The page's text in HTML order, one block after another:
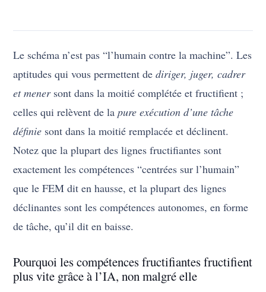
Le schéma n’est pas “l’humain contre la machine”. Les
aptitudes qui vous permettent dediriger, juger, cadrer
et menersont dans la moitié complétée et fructifient ;
celles qui relèvent de lapure exécution d’une tâche
définie sont dans la moitié remplacée et déclinent.
Notez que la plupart des lignes fructifiantes sont
exactement les compétences “centrées sur l’humain”
que le FEM dit en hausse, et la plupart des lignes
déclinantes sont les compétences autonomes, en forme
de tâche, qu’il dit en baisse.
Pourquoi les compétences fructifiantes fructifient
plus vite grâce à l’IA, non malgré elle